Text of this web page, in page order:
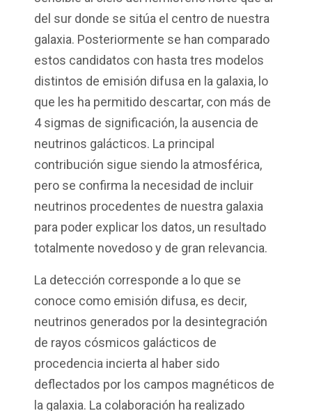
del sur donde se sitúa el centro de nuestra
galaxia. Posteriormente se han comparado
estos candidatos con hasta tres modelos
distintos de emisión difusa en la galaxia, lo
que les ha permitido descartar, con más de
4 sigmas de significación, la ausencia de
neutrinos galácticos. La principal
contribución sigue siendo la atmosférica,
pero se confirma la necesidad de incluir
neutrinos procedentes de nuestra galaxia
para poder explicar los datos, un resultado
totalmente novedoso y de gran relevancia.
La detección corresponde a lo que se
conoce como emisión difusa, es decir,
neutrinos generados por la desintegración
de rayos cósmicos galácticos de
procedencia incierta al haber sido
deflectados por los campos magnéticos de
la galaxia. La colaboración ha realizado